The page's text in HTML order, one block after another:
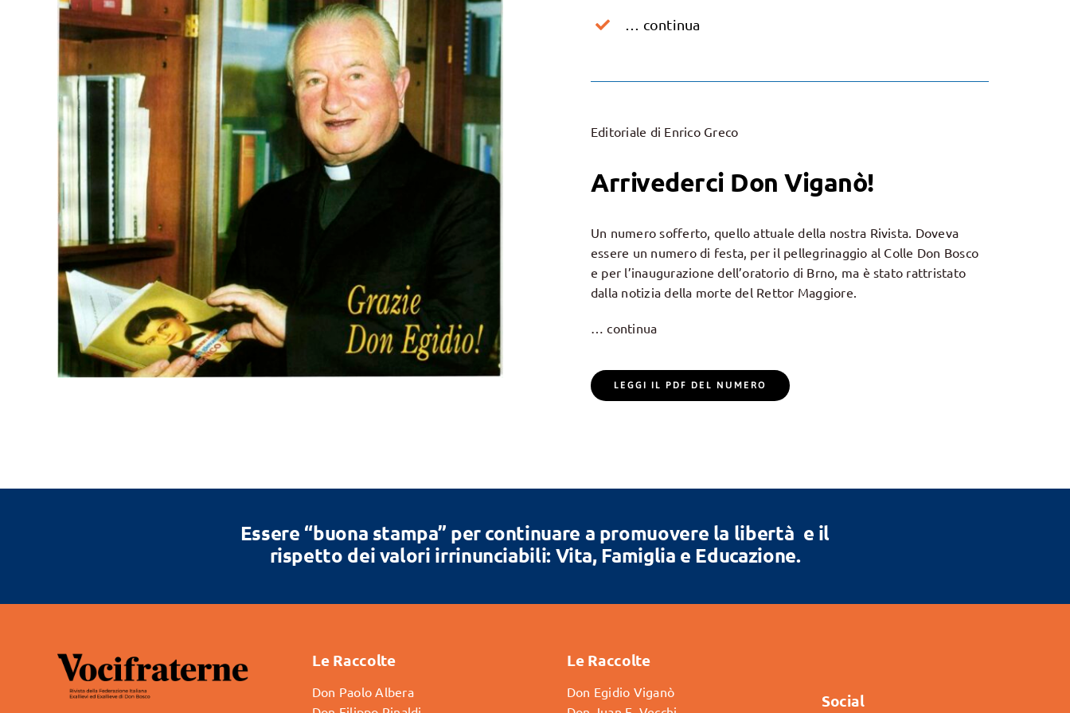
… continua
Editoriale di Enrico Greco
Arrivederci Don Viganò!
Un numero sofferto, quello attuale della nostra Rivista. Doveva
essere un numero di festa, per il pellegrinaggio al Colle Don Bosco
e per l’inaugurazione dell’oratorio di Brno, ma è stato rattristato
dalla notizia della morte del Rettor Maggiore.
… continua
LEGGI IL PDF DEL NUMERO
Essere “buona stampa” per continuare a promuovere la libertà e il
rispetto dei valori irrinunciabili: Vita, Famiglia e Educazione.
Le Raccolte
Don Paolo Albera
Le Raccolte
Don Egidio Viganò
Social